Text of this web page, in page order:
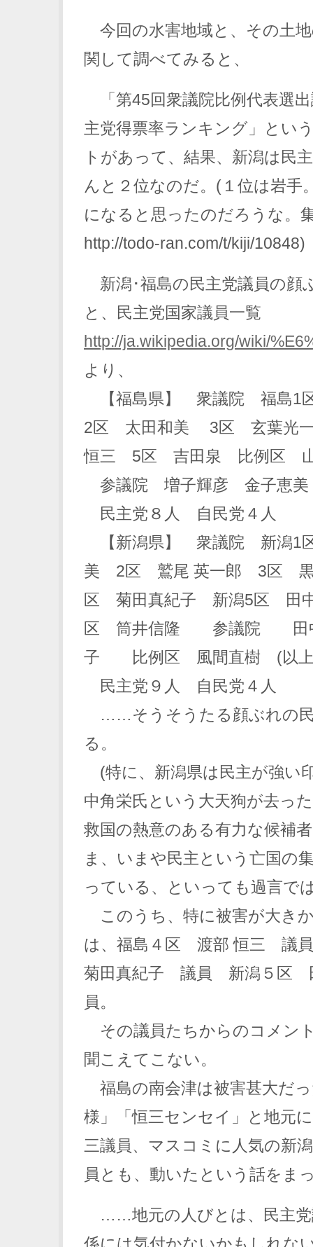
今回の水害地域と、その土
関して調べてみると、
「第45回衆議院比例代表選
主党得票率ランキング」とい
トがあって、結果、新潟は民
んと２位なのだ。(１位は岩手
になると思ったのだろうな。
http://todo-ran.com/t/kiji/10848)
新潟･福島の民主党議員の顔
と、民主党国家議員一覧
http://ja.wikipedia.org/wiki/
より、
【福島県】 衆議院 福島
2区 太田和美 3区 玄葉光
恒三 5区 吉田泉 比例区 山
参議院 増子輝彦 金子恵美
民主党８人 自民党４人
【新潟県】 衆議院 新潟1
美 2区 鷲尾 英一郎 3区
区 菊田真紀子 新潟5区 田
区 筒井信隆 参議院 田
子 比例区 風間直樹 (以上
民主党９人 自民党４人
……そうそうたる顔ぶれの民
る。
(特に、新潟県は民主が強い
中角栄氏という大天狗が去っ
救国の熱意のある有力な候補
ま、いまや民主という亡国の
っている、といっても過言で
このうち、特に被害が大き
は、福島４区 渡部 恒三
菊田真紀子 議員 新潟５区
員。
その議員たちからのコメン
聞こえてこない。
福島の南会津は被害甚大だ
様」「恒三センセイ」と地元
三議員、マスコミに人気の新
員とも、動いたという話をま
……地元の人びとは、民主党